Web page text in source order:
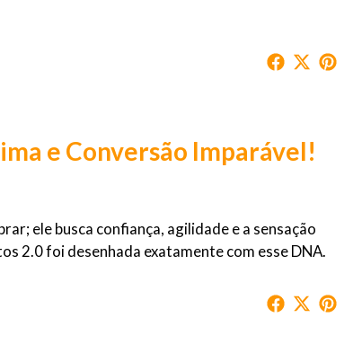
e Conversão Imparável!
ele busca confiança, agilidade e a sensação
2.0 foi desenhada exatamente com esse DNA.